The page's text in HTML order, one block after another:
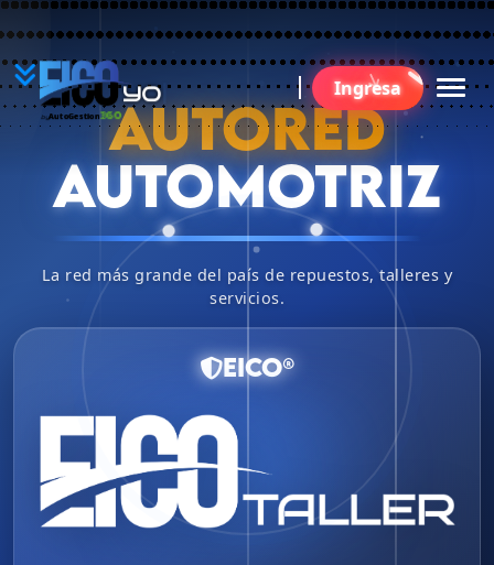
YO
BU
AutoGestion 360
Ingresa
AUTORED
AUTOMOTRIZ
La red más grande del país de repuestos, talleres y
servicios.
EICO®